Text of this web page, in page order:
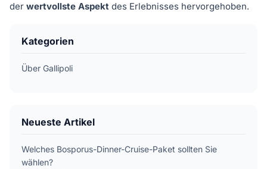
der wertvollste Aspekt des Erlebnisses hervorgehoben.
Kategorien
Über Gallipoli
Neueste Artikel
Welches Bosporus-Dinner-Cruise-Paket sollten Sie
wählen?